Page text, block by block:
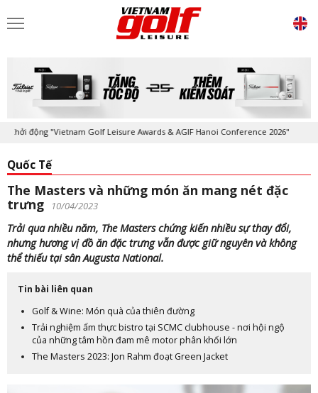
động "Vietnam Golf Leisure Awards & AGIF Hanoi Conference 2026"
Quốc Tế
The Masters và những món ăn mang nét đặc
trưng
10/04/2023
Trải qua nhiều năm, The Masters chứng kiến nhiều sự thay đổi,
nhưng hương vị đồ ăn đặc trưng vẫn được giữ nguyên và không
thể thiếu tại sân Augusta National.
Tin bài liên quan
Golf & Wine: Món quà của thiên đường
Trải nghiệm ẩm thực bistro tại SCMC clubhouse - nơi hội ngộ
của những tâm hồn đam mê motor phân khối lớn
The Masters 2023: Jon Rahm đoạt Green Jacket